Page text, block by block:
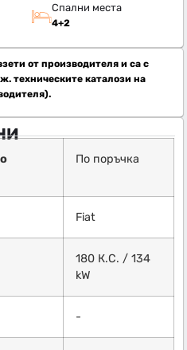
Спални места
4+2
от производителя и са с
техническите каталози на
По поръчка
Fiat
180 К.С. / 134
kW
-